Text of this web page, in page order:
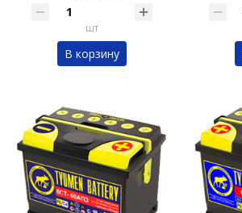
шт
В корзину